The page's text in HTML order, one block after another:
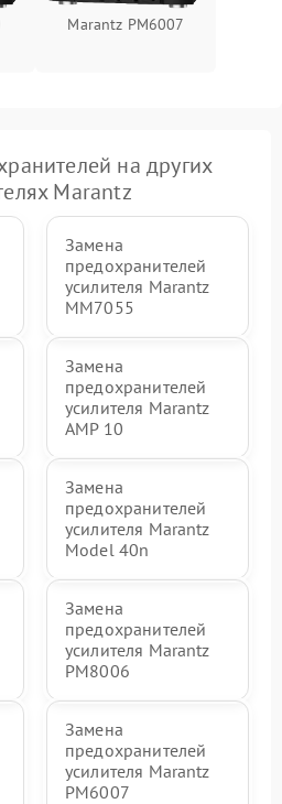
Marantz PM6007
на других
Marantz
Замена
предохранителей
усилителя Marantz
MM7055
Замена
предохранителей
усилителя Marantz
AMP 10
Замена
предохранителей
усилителя Marantz
Model 40n
Замена
предохранителей
усилителя Marantz
PM8006
Замена
предохранителей
усилителя Marantz
PM6007